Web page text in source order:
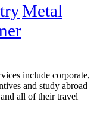
Metal
include corporate,
and study abroad
all of their travel